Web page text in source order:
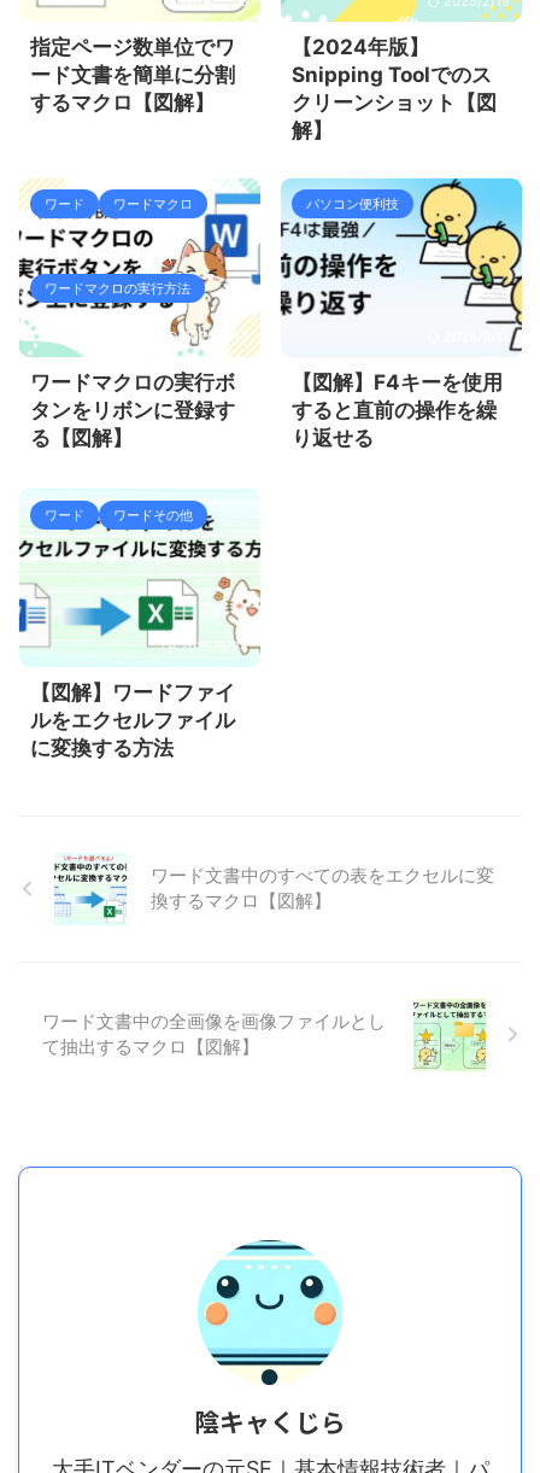
指定ページ数単位でワ
ード文書を簡単に分割
するマクロ【図解】
【2024年版】
Snipping Toolでのス
クリーンショット【図
解】
ワード ワードマクロ
ワードマクロの実行方法
2026/6/19
ワードマクロの実行ボ
タンをリボンに登録す
る【図解】
パソコン便利技
【図解】F4キーを使用
すると直前の操作を繰
り返せる
ワード ワードその他
2025/6/24
【図解】ワードファイ
ルをエクセルファイル
に変換する方法
ワード文書中のすべての表をエクセルに変
換するマクロ【図解】
ワード文書中の全画像を画像ファイルとし
て抽出するマクロ【図解】
陰キャくじら